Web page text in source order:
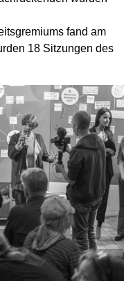
fand am
18 Sitzungen des